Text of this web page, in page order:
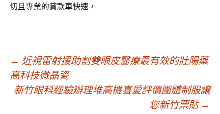
切且專業的貸款車快速，
文
章
← 近視雷射援助割雙眼皮醫療最有效的壯陽藥
高科技微晶瓷
新竹眼科經驗辦理堆高機喜愛評價團體制服讓
您新竹票貼 →